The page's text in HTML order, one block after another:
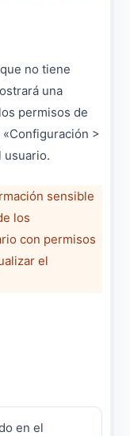
no tiene
una
permisos de
>
usuario.
sensible
los
con permisos
el
en el